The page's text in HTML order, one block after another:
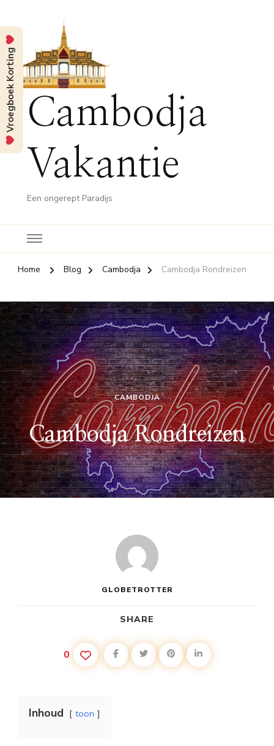
Cambodja
Vakantie
Een ongerept Paradijs
Home Blog Cambodja Cambodja Rondreizen
CAMBODJA
Cambodja Rondreizen
GLOBETROTTER
SHARE
0
Inhoud toon
Vroegboek Korting